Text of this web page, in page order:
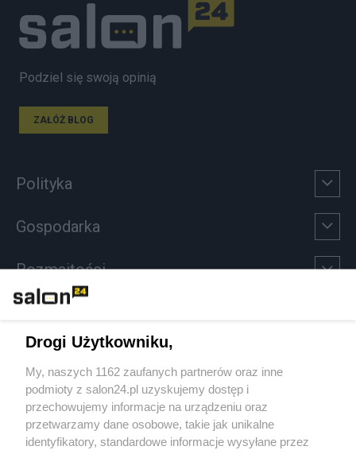
Podziel się swoją opinią
ZAŁÓŻ BLOG
Polityka
Gospodarka
Rozmaitości
Sport
Społeczeństwo
Kultura
Drogi Użytkowniku,
My, naszych 1162 zaufanych partnerów oraz inne
podmioty z salon24.pl uzyskujemy dostęp i
przechowujemy informacje na urządzeniu oraz
przetwarzamy dane osobowe, takie jak unikalne
identyfikatory, standardowe informacje wysyłane przez